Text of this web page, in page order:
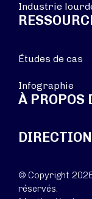
Industrie
Études de cas
Infographie
À PROPOS
DIRECTION
© Copyright
réservés.